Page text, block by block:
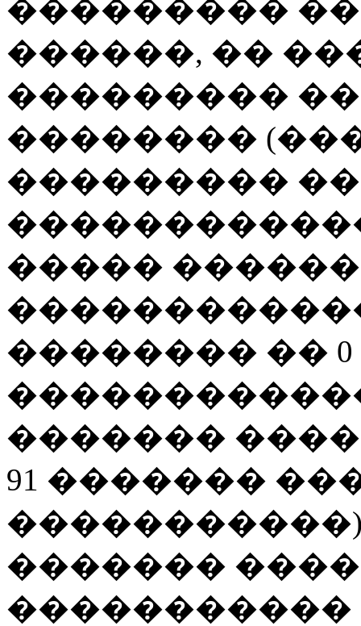
���������
������, ��
���������
��������
���������
�����
�������� �� 0
�������
91 �������
�������